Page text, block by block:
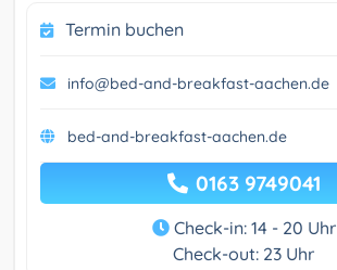
Termin buchen
info@bed-and-breakfast-aachen.de
bed-and-breakfast-aachen.de
0163 9749041
Check-in: 14 - 20 Uhr
Check-out: 23 Uhr